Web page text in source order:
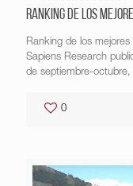
Ranking de los
Ranking de los
Sapiens Research
de septiembre-octubre,
0